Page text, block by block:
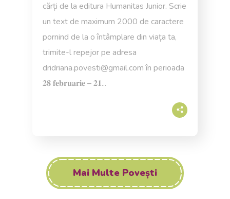
cărți de la editura Humanitas Junior. Scrie
un text de maximum 2000 de caractere
pornind de la o întâmplare din viața ta,
trimite-l repejor pe adresa
dridriana.povesti@gmail.comîn perioada
𝟐𝟖 𝐟𝐞𝐛𝐫𝐮𝐚𝐫𝐢𝐞 – 𝟐𝟏...
Mai Multe Povești